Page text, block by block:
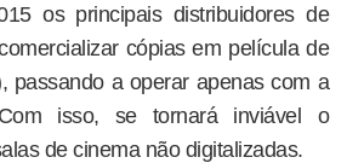
os principais distribuidores de
cópias em película de
passando a operar apenas com a
isso, se tornará inviável o
de cinema não digitalizadas.